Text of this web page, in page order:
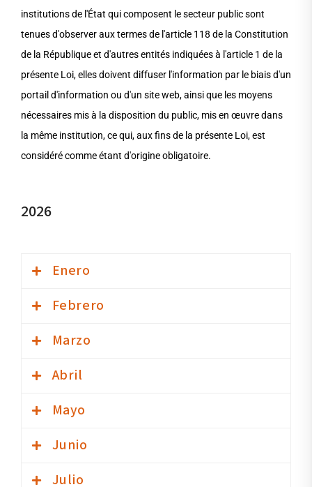
institutions de l'État qui composent le secteur public sont
tenues d'observer aux termes de l'article 118 de la Constitution
de la République et d'autres entités indiquées à l'article 1 de la
présente Loi, elles doivent diffuser l'information par le biais d'un
portail d'information ou d'un site web, ainsi que les moyens
nécessaires mis à la disposition du public, mis en œuvre dans
la même institution, ce qui, aux fins de la présente Loi, est
considéré comme étant d'origine obligatoire.
2026
Enero
Transparencia activa (Portal Nacional de Transparencia)
Febrero
Transparencia activa (Portal Nacional de Transparencia)
Marzo
Transparencia activa (Portal Nacional de Transparencia)
Abril
Transparencia activa (Portal Nacional de Transparencia)
Mayo
Transparencia activa (Portal Nacional de Transparencia)
Junio
Julio